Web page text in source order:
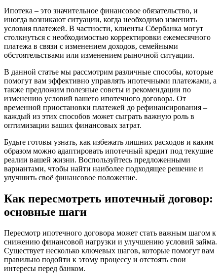
Ипотека – это значительное финансовое обязательство, и
иногда возникают ситуации, когда необходимо изменить
условия платежей. В частности, клиенты Сбербанка могут
столкнуться с необходимостью корректировки ежемесячного
платежа в связи с изменением доходов, семейными
обстоятельствами или изменением рыночной ситуации.
В данной статье мы рассмотрим различные способы, которые
помогут вам эффективно управлять ипотечными платежами, а
также предложим полезные советы и рекомендации по
изменению условий вашего ипотечного договора. От
временной приостановки платежей до рефинансирования –
каждый из этих способов может сыграть важную роль в
оптимизации ваших финансовых затрат.
Будьте готовы узнать, как избежать лишних расходов и каким
образом можно адаптировать ипотечный кредит под текущие
реалии вашей жизни. Воспользуйтесь предложенными
вариантами, чтобы найти наиболее подходящее решение и
улучшить своё финансовое положение.
Как пересмотреть ипотечный договор:
основные шаги
Пересмотр ипотечного договора может стать важным шагом к
снижению финансовой нагрузки и улучшению условий займа.
Существует несколько ключевых шагов, которые помогут вам
правильно подойти к этому процессу и отстоять свои
интересы перед банком.